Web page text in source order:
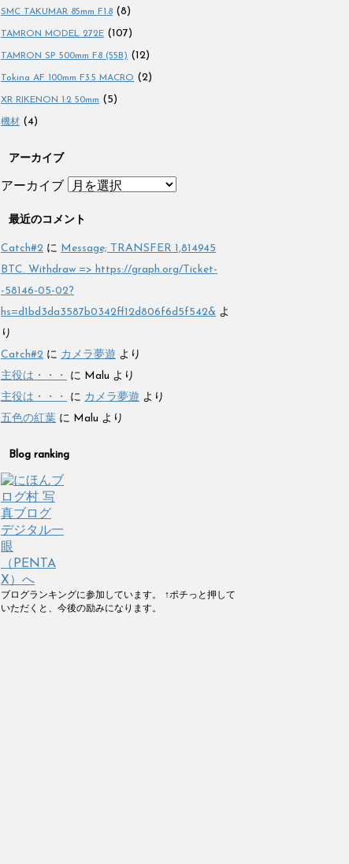
SMC TAKUMAR 85mm F1.8 (8)
TAMRON MODEL 272E (107)
TAMRON SP 500mm F8 (55B) (12)
Tokina AF 100mm F3.5 MACRO (2)
XR RIKENON 1:2 50mm (5)
機材 (4)
アーカイブ
アーカイブ
最近のコメント
Catch#2 に Message; TRANSFER 1,814945
BTC. Withdraw => https://graph.org/Ticket-
-58146-05-02?
hs=d1bd3da3587b0342ff12d806f6d5f542& よ
り
Catch#2 に カメラ夢遊 より
主役は・・・
に Malu より
主役は・・・
に カメラ夢遊 より
五色の紅葉 に Malu より
Blog ranking
ブログランキングに参加しています。 ↑ポチっと押して
いただくと、今後の励みになります。